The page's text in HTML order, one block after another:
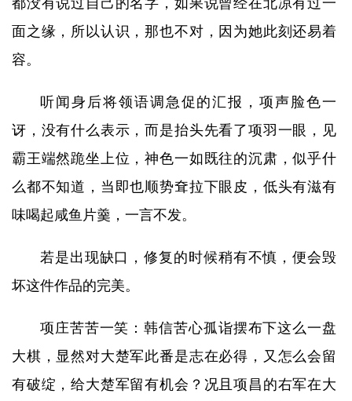
都没有说过自己的名字，如果说曾经在北凉有过一
面之缘，所以认识，那也不对，因为她此刻还易着
容。
听闻身后将领语调急促的汇报，项声脸色一
讶，没有什么表示，而是抬头先看了项羽一眼，见
霸王端然跪坐上位，神色一如既往的沉肃，似乎什
么都不知道，当即也顺势耷拉下眼皮，低头有滋有
味喝起咸鱼片羹，一言不发。
若是出现缺口，修复的时候稍有不慎，便会毁
坏这件作品的完美。
项庄苦苦一笑：韩信苦心孤诣摆布下这么一盘
大棋，显然对大楚军此番是志在必得，又怎么会留
有破绽，给大楚军留有机会？况且项昌的右军在大